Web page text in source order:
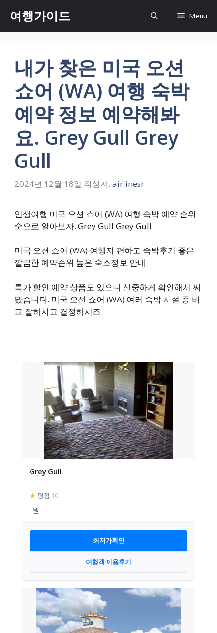
츠
여행가이드 Menu
내가 찾은 미국 오션
쇼어 (WA) 여행 숙박
예약 정보 예약해봐
요. Grey Gull Grey
Gull
2024년 12월 18일 작성자: airlinesr
인생여행 미국 오션 쇼어 (WA) 여행 숙박 예약 순위
순으로 알아보자. Grey Gull Grey Gull
미국 오션 쇼어 (WA) 여행지 편하고 숙박후기 좋은
깔끔한 예약순위 높은 숙소정보 안내
특가 할인 예약 상품도 있으니 신중하게 확인해서 써
봤습니다. 미국 오션 쇼어 (WA) 여러 숙박 시설 중 비
교 잘하시고 결정하시죠.
Grey Gull
★ 평점 10
최저가확인
여행객 이용후기